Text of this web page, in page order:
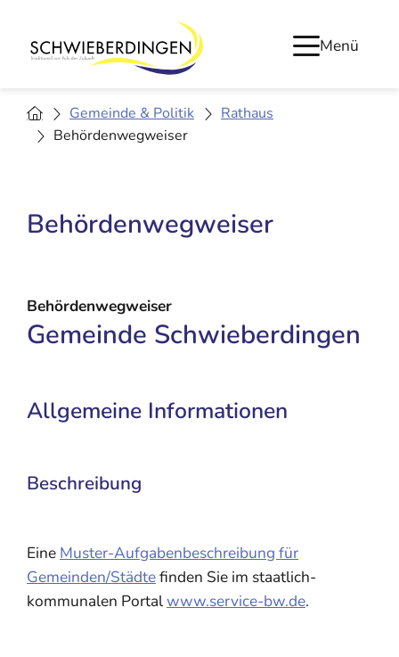
Menü
Gemeinde & Politik
Rathaus
Behördenwegweiser
Behördenwegweiser
Behördenwegweiser
Gemeinde Schwieberdingen
Allgemeine Informationen
Beschreibung
Eine Muster-Aufgabenbeschreibung für
Gemeinden/Städtefinden Sie im staatlich-
kommunalen Portalwww.service-bw.de.